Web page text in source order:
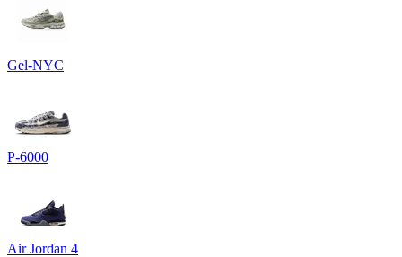
Gel-NYC
P-6000
Air Jordan 4